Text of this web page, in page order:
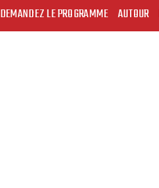
DEMANDEZ LE PROGRAMME AUTOUR